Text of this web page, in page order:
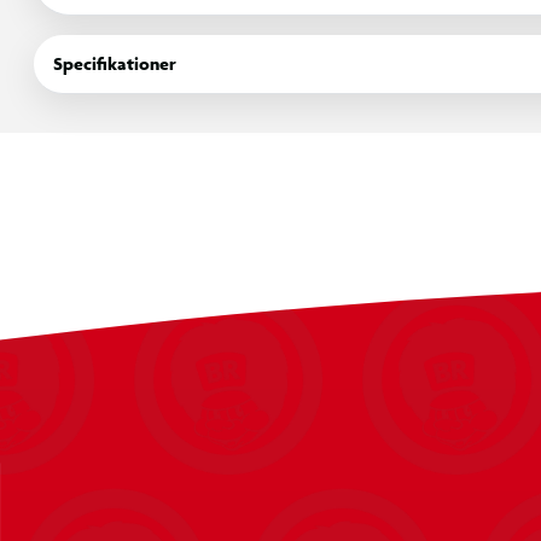
høretelefoner er ideelle til musikelskere, gamere og Pokemon-fans. Pakken indeholder to OTL TWS trådløse
høretelefoner, et opladningsetui med Pikachu-tema og LED-
brugervejledning.
Specifikationer